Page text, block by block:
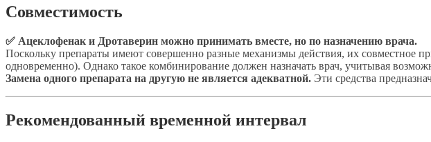
Совместимость
✅ Ацеклофенак и Дротаверин можно принимать вместе, но по назначению врача.
Поскольку препараты имеют совершенно разные механизмы действия, их совместное
одновременно). Однако такое комбинирование должен назначать врач, учитывая
Замена одного препарата на другую не является адекватной. Эти средства
Рекомендованный временной интервал